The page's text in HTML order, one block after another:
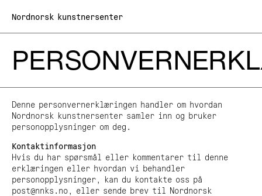
Nordnorsk kunstnersenter
Hva skjer
Utstillinger
Lofoten internasjonale kunstfestival LIAF
Kunstnerhuset Svolvær
Kunsthandel
Formidling
Den kulturelle skolesekken
Kunst i offentlig rom
Nordnorsk kunstnerregister
Nordnorsk kunstnersenter på tur
Om oss
Om Nordnorsk kunstnersenter
Ansatte
Organisasjon og styre
Årsmøte
Samarbeidspartnere og nettverk
Personvernerklæring
Besøk oss
Arkiv
Denne personvernerklæringen handler om hvordan
Nordnorsk kunstnersenter samler inn og bruker
personopplysninger om deg.
Kontaktinformasjon
Hvis du har spørsmål eller kommentarer til denne
erklæringen eller hvordan vi behandler
personopplysninger, kan du kontakte oss på
post@nnks.no, eller sende brev til Nordnorsk